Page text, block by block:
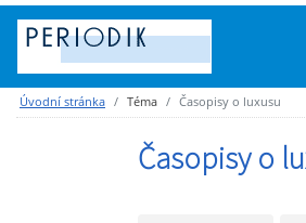
Úvodní stránka Téma Časopisy o luxusu
Časopisy o